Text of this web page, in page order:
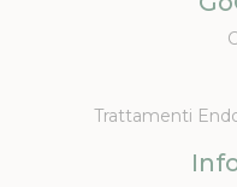
Trattamenti